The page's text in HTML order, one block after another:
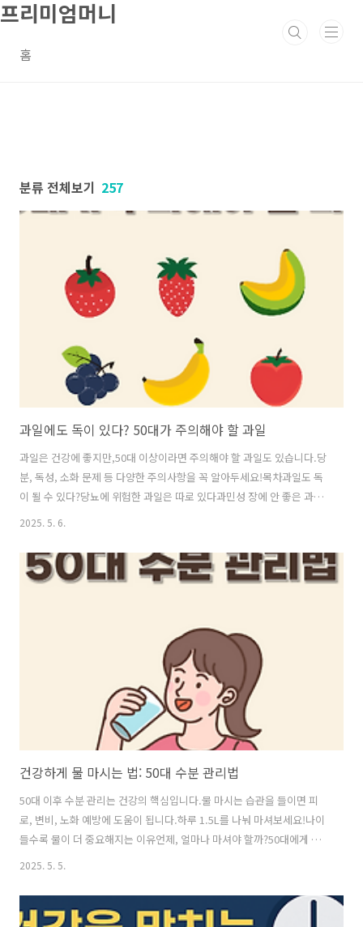
본문 바로가기
프리미엄머니
홈
분류 전체보기 257
과일에도 독이 있다? 50대가 주의해야 할 과일
과일은 건강에 좋지만,50대 이상이라면 주의해야 할 과일도 있습니다.당
분, 독성, 소화 문제 등 다양한 주의사항을 꼭 알아두세요!목차과일도 독
이 될 수 있다?당뇨에 위험한 과일은 따로 있다과민성 장에 안 좋은 과일
은?약과 상극인 과일, 조심하세요건강하게 과일 먹는 똑똑한 방법 1. 과
특히 50대 이후에는 체내 대사 기능이 떨어지면서,일부 과일이 오히려
몸에 독이 될 수 있어요. 대표적으로 덜 익은 감은 '타닌'이라는 성분이
겠지'라는 생각은 금물!특히 위장 기능이 약해진 중장년층은본인 몸 상태
2025. 5. 6.
건강하게 물 마시는 법: 50대 수분 관리법
50대 이후 수분 관리는 건강의 핵심입니다.물 마시는 습관을 들이면 피
로, 변비, 노화 예방에 도움이 됩니다.하루 1.5L를 나눠 마셔보세요!나이
들수록 물이 더 중요해지는 이유언제, 얼마나 마셔야 할까?50대에게 맞
는 물 마시는 습관수분 섭취가 부족하면 생기는 문제들물을 더 맛있게,
후에는 체내 수분량이 줄어들고,갈증을 느끼는 감각도 약해집니다.젊었
을 땐 물을 안 마셔도 괜찮았던 것 같지만,나이가 들면 수분 부족이 곧 건
2025. 5. 5.